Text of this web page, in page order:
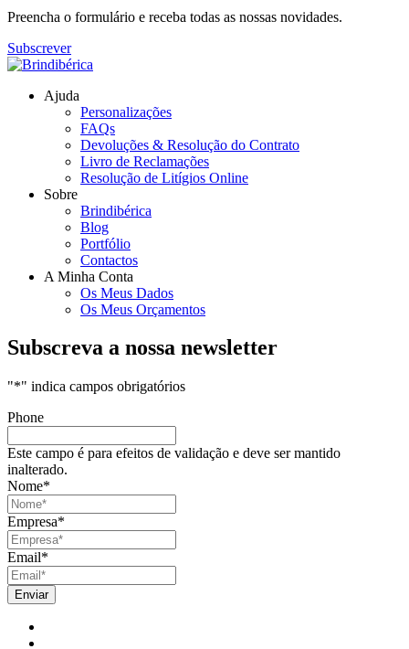
Preencha o formulário e receba todas as nossas novidades.
Subscrever
Ajuda
Personalizações
FAQs
Devoluções & Resolução do Contrato
Livro de Reclamações
Resolução de Litígios Online
Sobre
Brindibérica
Blog
Portfólio
Contactos
A Minha Conta
Os Meus Dados
Os Meus Orçamentos
Subscreva a nossa newsletter
"*" indica campos obrigatórios
Phone
Este campo é para efeitos de validação e deve ser mantido
inalterado.
Nome*
Empresa*
Email*